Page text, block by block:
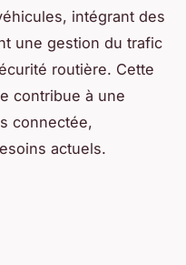
intégrant des
une gestion du trafic
routière. Cette
contribue à une
connectée,
actuels.